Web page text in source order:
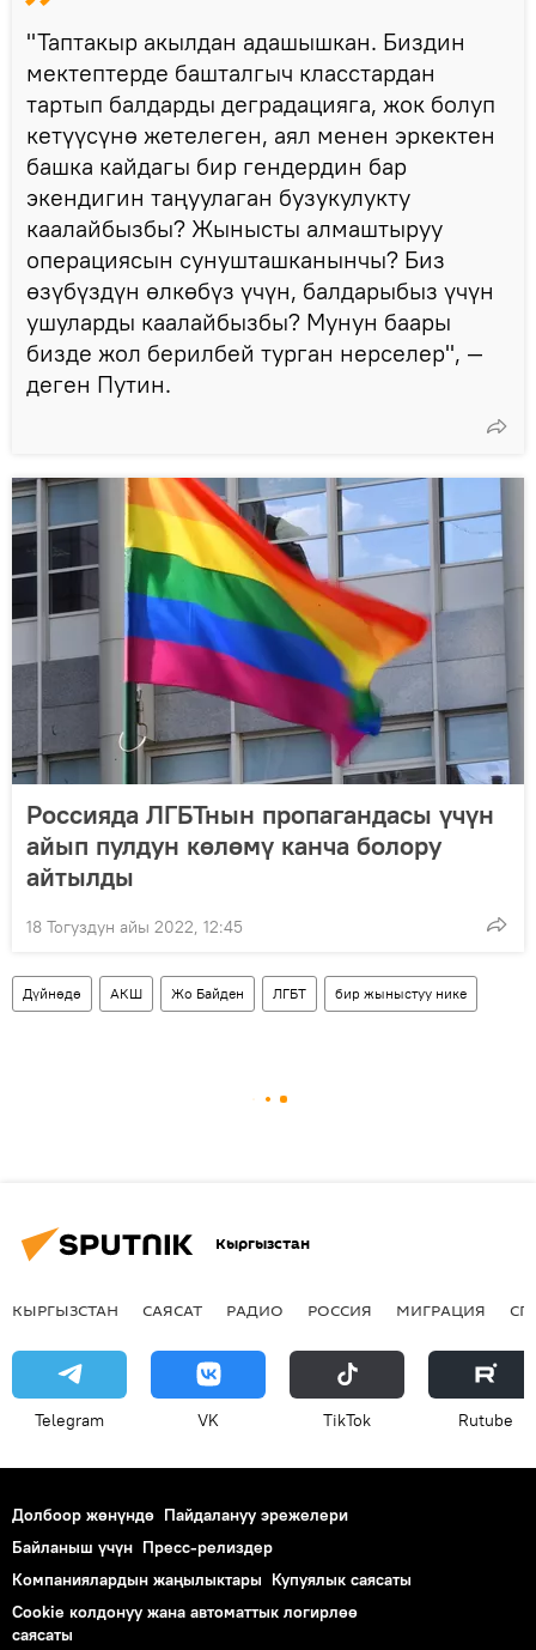
"Таптакыр акылдан адашышкан. Биздин
мектептерде башталгыч класстардан
тартып балдарды деградацияга, жок болуп
кетүүсүнө жетелеген, аял менен эркектен
башка кайдагы бир гендердин бар
экендигин таңуулаган бузукулукту
каалайбызбы? Жынысты алмаштыруу
операциясын сунушташканынчы? Биз
өзүбүздүн өлкөбүз үчүн, балдарыбыз үчүн
ушуларды каалайбызбы? Мунун баары
бизде жол берилбей турган нерселер", —
деген Путин.
Россияда ЛГБТнын пропагандасы үчүн
айып пулдун көлөмү канча болору
айтылды
18 Тогуздун айы 2022, 12:45
Дүйнөдө АКШ Жо Байден ЛГБТ бир жыныстуу нике
Кыргызстан
КЫРГЫЗСТАН САЯСАТ РАДИО РОССИЯ МИГРАЦИЯ
Telegram VK ТikТоk Rutube
Долбоор жөнүндө Пайдалануу эрежелери
Байланыш үчүн Пресс-релиздер
Компаниялардын жаңылыктары Купуялык саясаты
Cookie колдонуу жана автоматтык логирлөө
саясаты